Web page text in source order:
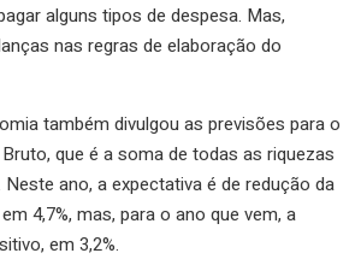
alguns tipos de despesa. Mas,
nas regras de elaboração do
também divulgou as previsões para o
que é a soma de todas as riquezas
ano, a expectativa é de redução da
4,7%, mas, para o ano que vem, a
em 3,2%.